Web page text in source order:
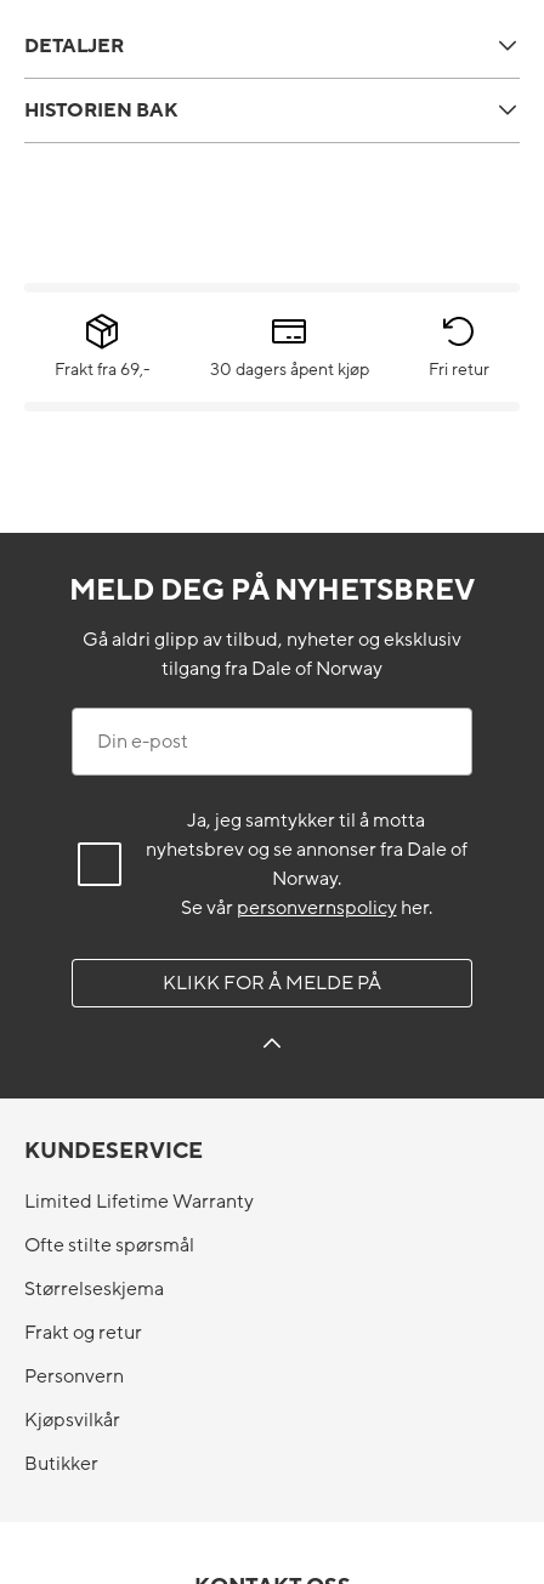
DETALJER
HISTORIEN BAK
Frakt fra 69,- 30 dagers åpent kjøp Fri retur
MELD DEG PÅ NYHETSBREV
Gå aldri glipp av tilbud, nyheter og eksklusiv
tilgang fra Dale of Norway
Ja, jeg samtykker til å motta
nyhetsbrev og se annonser fra Dale of
Norway.
Se vårpersonvernspolicyher.
KLIKK FOR Å MELDE PÅ
KUNDESERVICE
Limited Lifetime Warranty
Ofte stilte spørsmål
Størrelseskjema
Frakt og retur
Personvern
Kjøpsvilkår
Butikker